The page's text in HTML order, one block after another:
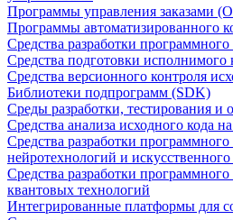
Программы управления заказами
Программы автоматизированного
Средства разработки программного
Средства подготовки исполнимого
Средства версионного контроля
Библиотеки подпрограмм (SDK)
Среды разработки, тестирования и
Средства анализа исходного кода
Средства разработки
нейротехнологий и искусственного
Средства разработки
квантовых технологий
Интегрированные платформы для